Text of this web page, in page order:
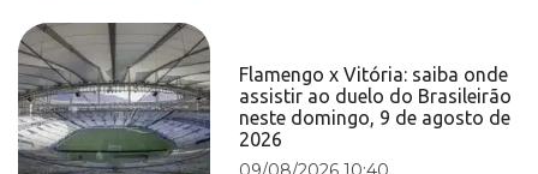
Flamengo x Vitória: saiba onde
assistir ao duelo do Brasileirão
neste domingo, 9 de agosto de
2026